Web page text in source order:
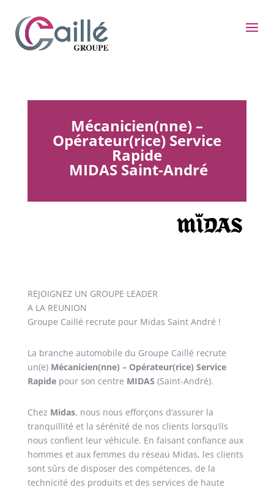
Mécanicien(nne) –
Opérateur(rice) Service
Rapide
MIDAS Saint-André
REJOIGNEZ UN GROUPE LEADER
A LA REUNION
Groupe Caillé recrute pour Midas Saint André !
La branche automobile du Groupe Caillé recrute
un(e) Mécanicien(nne) – Opérateur(rice) Service
Rapidepour son centre MIDAS (Saint-André).
Chez Midas, nous nous efforçons d’assurer la
tranquillité et la sérénité de nos clients lorsqu’ils
nous confient leur véhicule. En faisant confiance aux
hommes et aux femmes du réseau Midas, les clients
sont sûrs de disposer des compétences, de la
technicité des produits et des services de haute